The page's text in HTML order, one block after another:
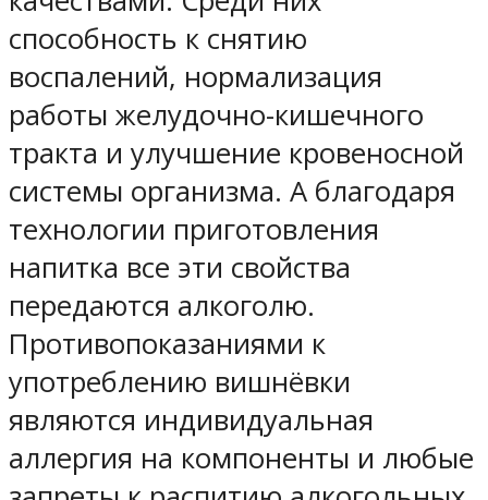
способность к снятию
воспалений, нормализация
работы желудочно-кишечного
тракта и улучшение кровеносной
системы организма. А благодаря
технологии приготовления
напитка все эти свойства
передаются алкоголю.
Противопоказаниями к
употреблению вишнёвки
являются индивидуальная
аллергия на компоненты и любые